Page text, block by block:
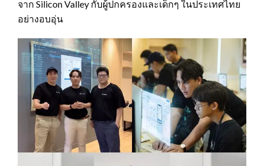
จาก Silicon Valley กับผู้ปกครองและเด็กๆ ในประเทศไทย
อย่างอบอุ่น